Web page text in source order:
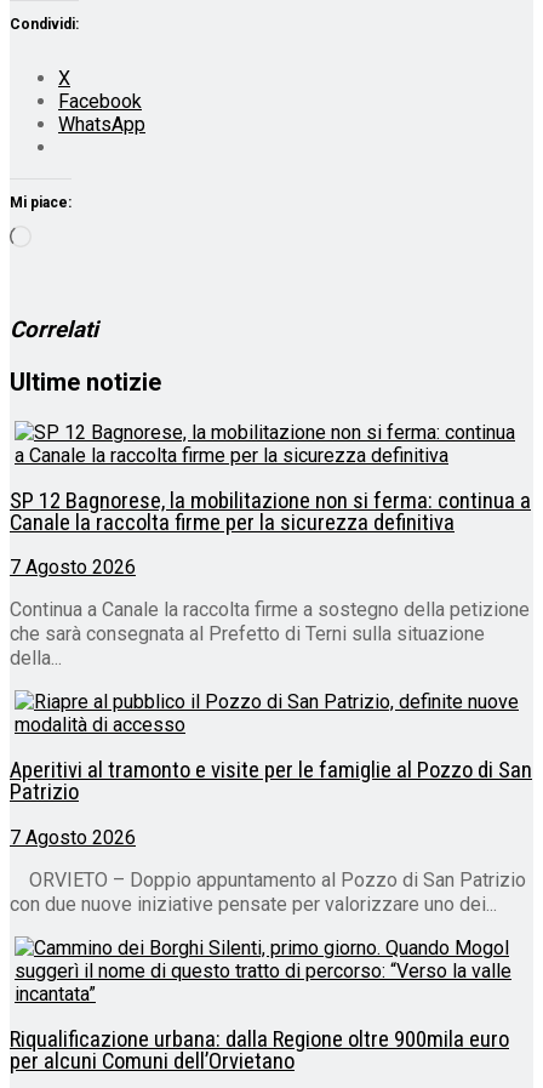
Condividi:
X
Facebook
WhatsApp
Mi piace:
Correlati
Ultime notizie
SP 12 Bagnorese, la mobilitazione non si ferma: continua a
Canale la raccolta firme per la sicurezza definitiva
7 Agosto 2026
Continua a Canale la raccolta firme a sostegno della petizione
che sarà consegnata al Prefetto di Terni sulla situazione
della...
Aperitivi al tramonto e visite per le famiglie al Pozzo di San
Patrizio
7 Agosto 2026
ORVIETO – Doppio appuntamento al Pozzo di San Patrizio
con due nuove iniziative pensate per valorizzare uno dei...
Riqualificazione urbana: dalla Regione oltre 900mila euro
per alcuni Comuni dell’Orvietano